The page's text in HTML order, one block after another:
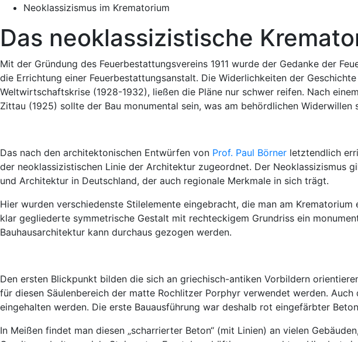
Neoklassizismus im Krematorium
Das neoklassizistische
Mit der Gründung des Feuerbestattungsvereins 1911 wurde der Gedanke der
die Errichtung einer Feuerbestattungsanstalt. Die Widerlichkeiten der
Weltwirtschaftskrise (1928-1932), ließen die Pläne nur schwer reifen. Nach
Zittau (1925) sollte der Bau monumental sein, was am behördlichen
Das nach den architektonischen Entwürfen von Prof. Paul Börner letztendlich
der neoklassizistischen Linie der Architektur zugeordnet. Der Neoklassizismus
und Architektur in Deutschland, der auch regionale Merkmale in sich trägt.
Hier wurden verschiedenste Stilelemente eingebracht, die man am
klar gegliederte symmetrische Gestalt mit rechteckigem Grundriss ein
Bauhausarchitektur kann durchaus gezogen werden.
Den ersten Blickpunkt bilden die sich an griechisch-antiken Vorbildern
für diesen Säulenbereich der matte Rochlitzer Porphyr verwendet werden.
eingehalten werden. Die erste Bauausführung war deshalb rot eingefärbter
In Meißen findet man diesen „scharrierter Beton“ (mit Linien) an vielen